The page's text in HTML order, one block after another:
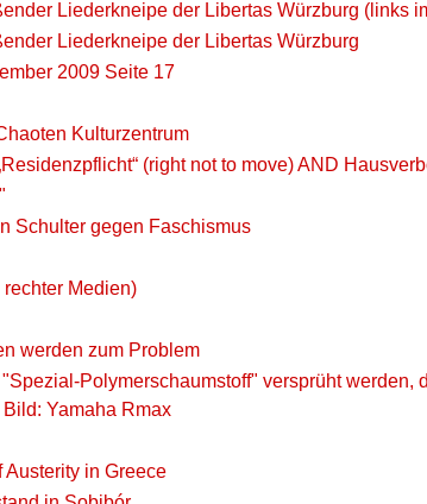
Liederkneipe der Libertas Würzburg (links
Liederkneipe der Libertas Würzburg
2009 Seite 17
Kulturzentrum
(right not to move) AND
Schulter gegen Faschismus
rechter Medien)
werden zum Problem
Polymerschaumstoff" versprüht werden,
Yamaha Rmax
Austerity in Greece